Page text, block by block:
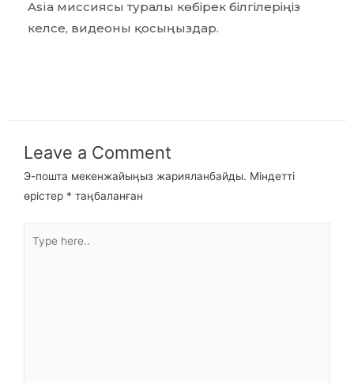
Asia миссиясы туралы көбірек білгілеріңіз
келсе, видеоны қосыңыздар.
Leave a Comment
Э-пошта мекенжайыңыз жарияланбайды. Міндетті
өрістер * таңбаланған